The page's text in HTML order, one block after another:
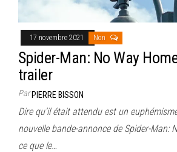
17 novembre 2021 Non
Spider-Man: No Way
trailer
ParPIERRE BISSON
Dire qu’il était attendu est un
nouvelle bande-annonce de Spider-Man:
ce que le…